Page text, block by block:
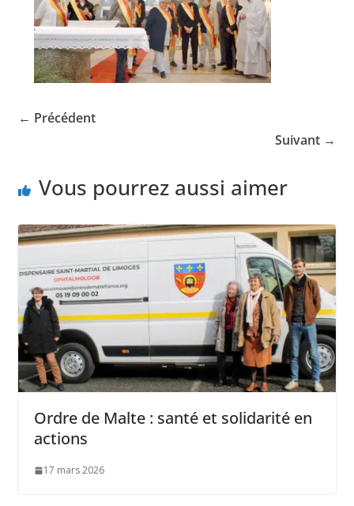
← Précédent
Suivant →
Vous pourrez aussi aimer
Ordre de Malte : santé et solidarité en
actions
17 mars 2026